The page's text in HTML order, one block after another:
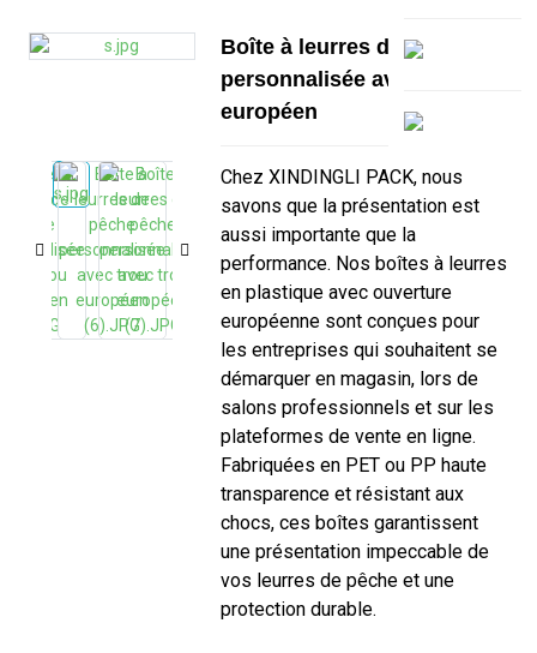
Boîte à leurres de pêche
personnalisée avec trou
européen
Chez XINDINGLI PACK, nous
savons que la présentation est
aussi importante que la
performance. Nos boîtes à leurres
en plastique avec ouverture
européenne sont conçues pour
les entreprises qui souhaitent se
démarquer en magasin, lors de
salons professionnels et sur les
plateformes de vente en ligne.
Fabriquées en PET ou PP haute
transparence et résistant aux
chocs, ces boîtes garantissent
une présentation impeccable de
vos leurres de pêche et une
protection durable.